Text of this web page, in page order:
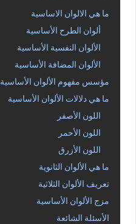
ما هي الالوان الاساسية
ألوان الطرح الأساسية
الألوان النفسية الأساسية
الألوان المضافة الأساسية
مؤسس مفهوم الألوان الأساسية
ما هي دلالات الألوان الأساسية
اللون الأصفر
اللون الأحمر
اللون الأزرق
ما هي الألوان الثانوية
تعريف الألوان الثلاثية
مزج الألوان الأساسية
الأسئلة الشائعة